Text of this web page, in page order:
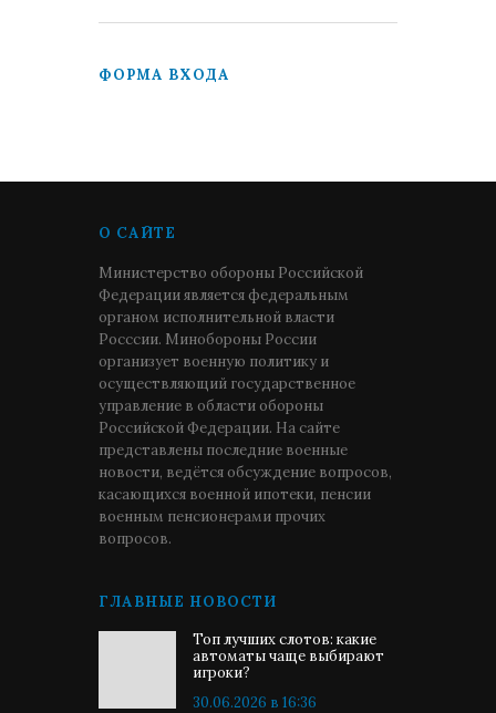
ФОРМА ВХОДА
О САЙТЕ
Министерство обороны Российской
Федерации является федеральным
органом исполнительной власти
Росссии. Минобороны России
организует военную политику и
осуществляющий государственное
управление в области обороны
Российской Федерации. На сайте
представлены последние военные
новости, ведётся обсуждение вопросов,
касающихся военной ипотеки, пенсии
военным пенсионерами прочих
вопросов.
ГЛАВНЫЕ НОВОСТИ
Топ лучших слотов: какие
автоматы чаще выбирают
игроки?
30.06.2026 в 16:36